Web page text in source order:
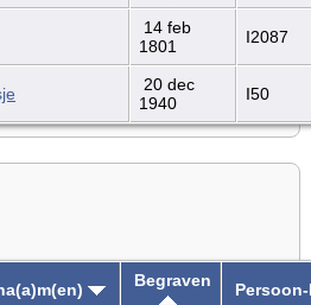
14 feb
1801
I2087
20 dec
1940
I50
Begraven Persoon-